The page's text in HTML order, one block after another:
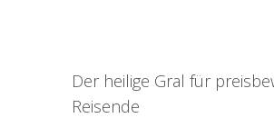
Der heilige Gral für
Reisende